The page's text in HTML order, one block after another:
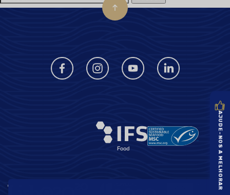
AJUDE-NOS A MELHORAR